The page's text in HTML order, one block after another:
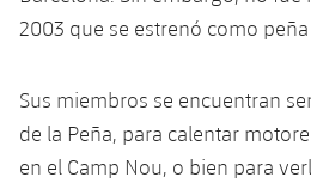
Instalaciones
SUB12
SUB11 A
SUB12 C
SUB11 C
Gameday Shows
Base
Junior
Campus Verano
PLUSICON
MÁS
Primer Equipo
plusicon
más
2003 que se estrenó como
Sus miembros se encuentran
de la Peña, para calentar
en el Camp Nou, o bien para